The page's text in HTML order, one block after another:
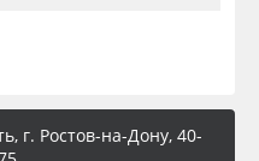
г. Ростов-на-Дону, 40-